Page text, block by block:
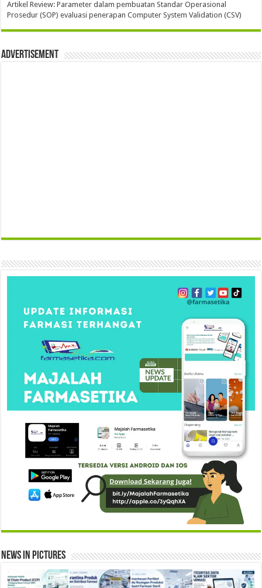
Artikel Review: Parameter dalam pembuatan Standar Operasional
Prosedur (SOP) evaluasi penerapan Computer System Validation (CSV)
Advertisement
News in Pictures